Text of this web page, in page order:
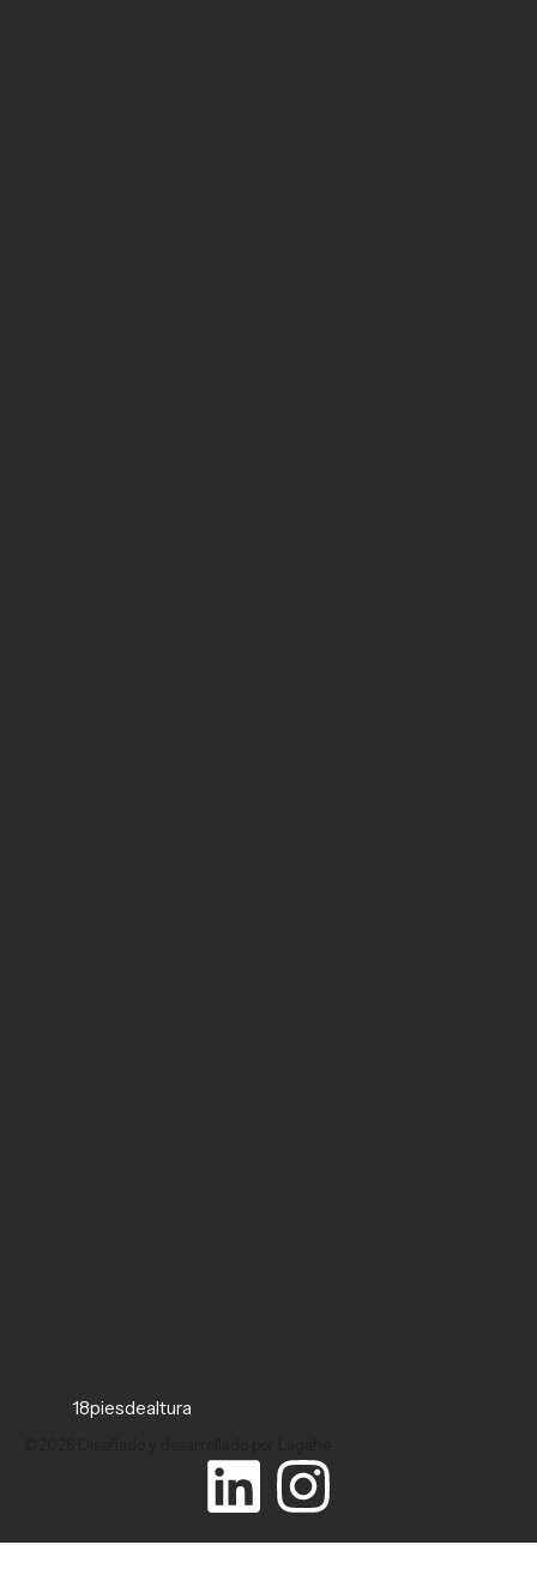
18piesdealtura